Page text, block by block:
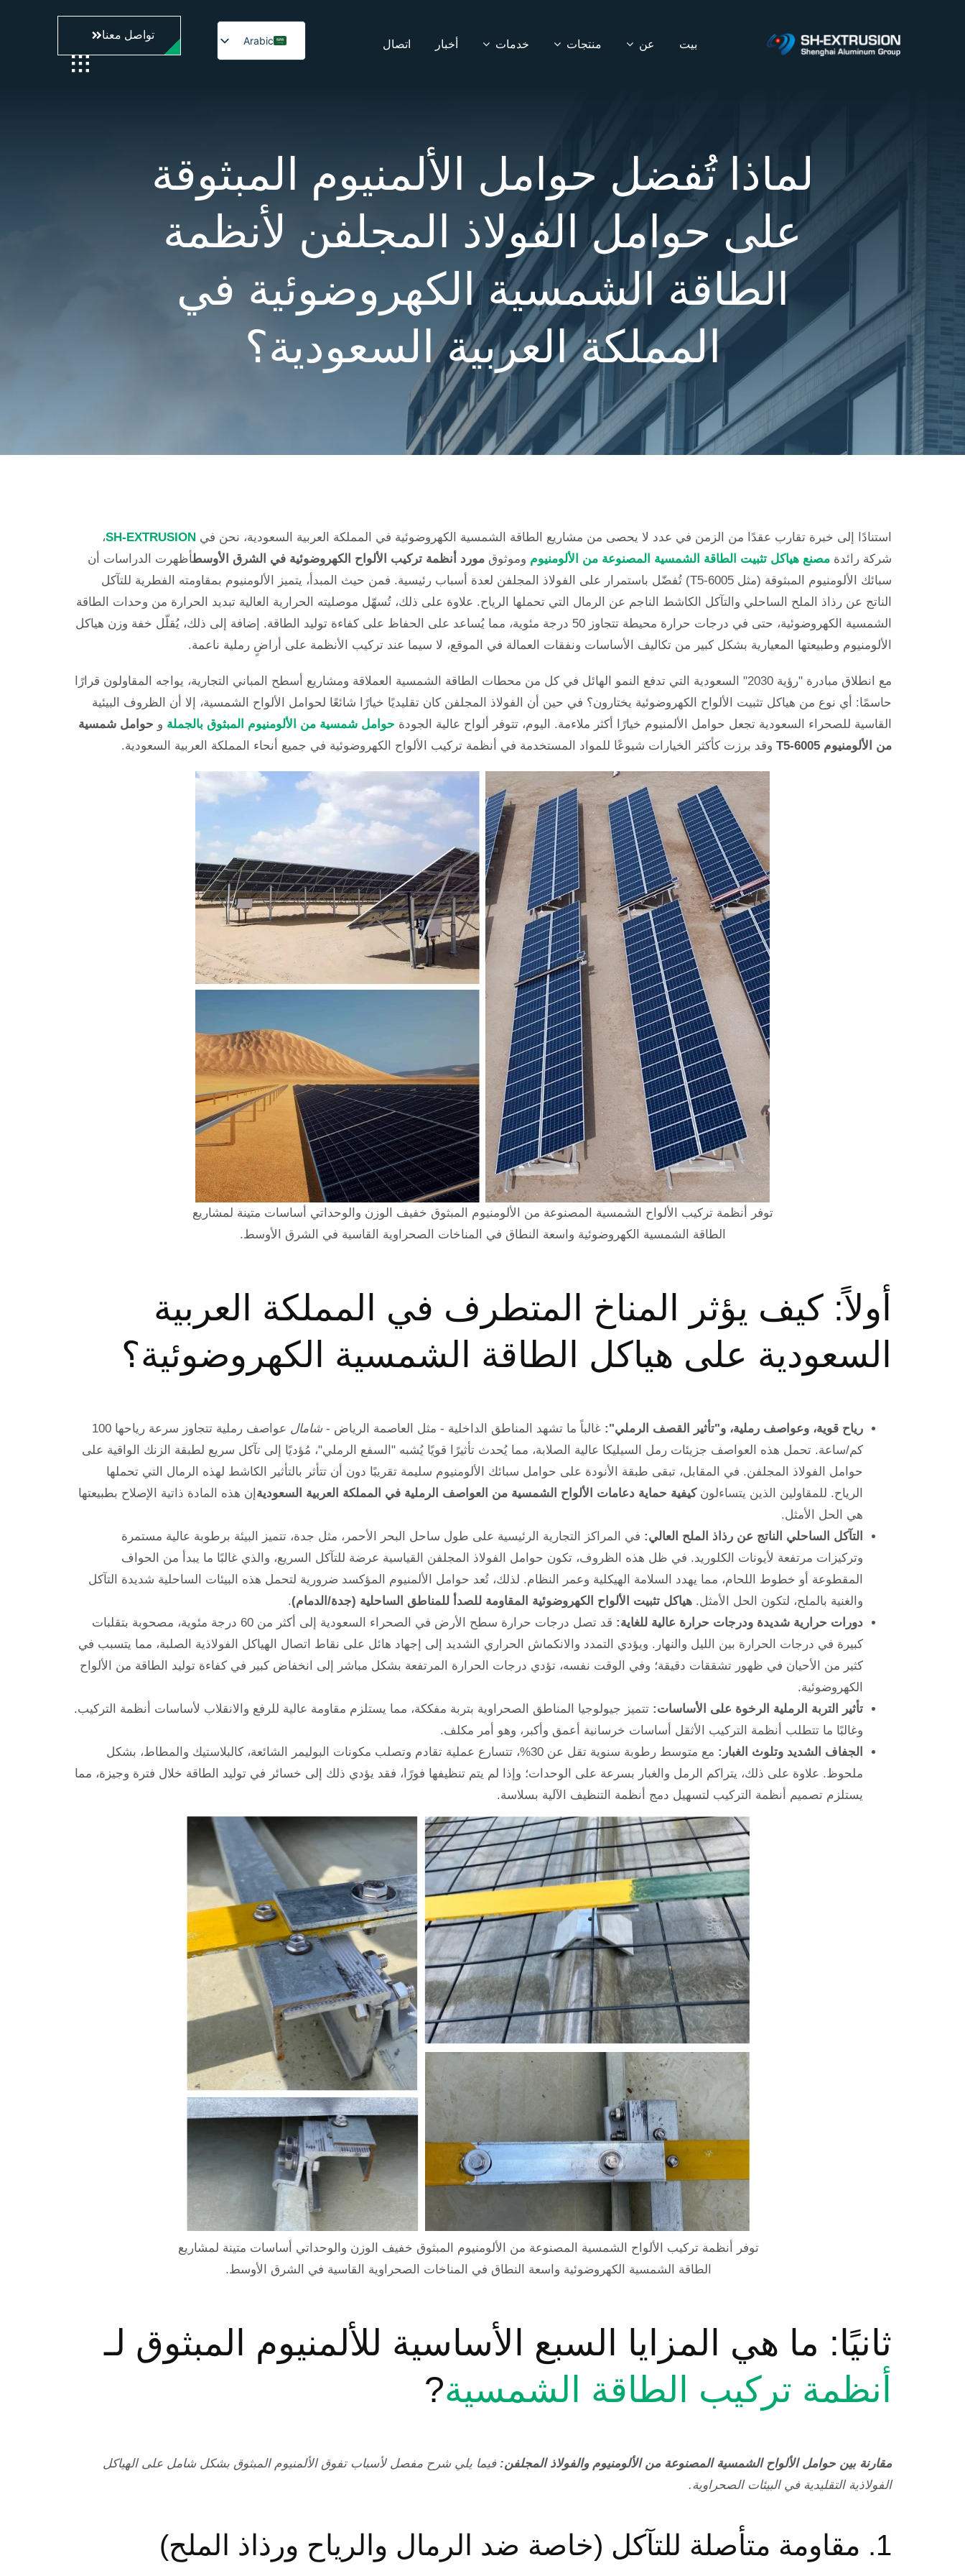
بيت عن منتجات خدمات أخبار اتصال
Arabic
English
تواصل معنا
لماذا تُفضل حوامل الألمنيوم المبثوقة
على حوامل الفولاذ المجلفن لأنظمة
الطاقة الشمسية الكهروضوئية في
المملكة العربية السعودية؟
استنادًا إلى خبرة تقارب عقدًا من الزمن في عدد لا يحصى من مشاريع الطاقة الشمسية الكهروضوئية في المملكة العربية السعودية، نحن في SH-EXTRUSION،
شركة رائدة مصنع هياكل تثبيت الطاقة الشمسية المصنوعة من الألومنيوم وموثوق مورد أنظمة تركيب الألواح الكهروضوئية في الشرق الأوسطأظهرت الدراسات أن
سبائك الألومنيوم المبثوقة (مثل 6005-T5) تُفضّل باستمرار على الفولاذ المجلفن لعدة أسباب رئيسية. فمن حيث المبدأ، يتميز الألومنيوم بمقاومته الفطرية للتآكل
الناتج عن رذاذ الملح الساحلي والتآكل الكاشط الناجم عن الرمال التي تحملها الرياح. علاوة على ذلك، تُسهّل موصليته الحرارية العالية تبديد الحرارة من وحدات الطاقة
الشمسية الكهروضوئية، حتى في درجات حرارة محيطة تتجاوز 50 درجة مئوية، مما يُساعد على الحفاظ على كفاءة توليد الطاقة. إضافة إلى ذلك، يُقلّل خفة وزن هياكل
الألومنيوم وطبيعتها المعيارية بشكل كبير من تكاليف الأساسات ونفقات العمالة في الموقع، لا سيما عند تركيب الأنظمة على أراضٍ رملية ناعمة.
مع انطلاق مبادرة "رؤية 2030" السعودية التي تدفع النمو الهائل في كل من محطات الطاقة الشمسية العملاقة ومشاريع أسطح المباني التجارية، يواجه المقاولون قرارًا
حاسمًا: أي نوع من هياكل تثبيت الألواح الكهروضوئية يختارون؟ في حين أن الفولاذ المجلفن كان تقليديًا خيارًا شائعًا لحوامل الألواح الشمسية، إلا أن الظروف البيئية
القاسية للصحراء السعودية تجعل حوامل الألمنيوم خيارًا أكثر ملاءمة. اليوم، تتوفر ألواح عالية الجودة حوامل شمسية من الألومنيوم المبثوق بالجملة و حوامل شمسية
من الألومنيوم 6005-T5
وقد برزت كأكثر الخيارات شيوعًا للمواد المستخدمة في أنظمة تركيب الألواح الكهروضوئية في جميع أنحاء المملكة العربية السعودية.
توفر أنظمة تركيب الألواح الشمسية المصنوعة من الألومنيوم المبثوق خفيف الوزن والوحداتي أساسات متينة لمشاريع
الطاقة الشمسية الكهروضوئية واسعة النطاق في المناخات الصحراوية القاسية في الشرق الأوسط.
أولاً: كيف يؤثر المناخ المتطرف في المملكة العربية
السعودية على هياكل الطاقة الشمسية الكهروضوئية؟
رياح قوية، وعواصف رملية، و"تأثير القصف الرملي": غالباً ما تشهد المناطق الداخلية - مثل العاصمة الرياض -شامال
عواصف رملية تتجاوز سرعة رياحها 100
كم/ساعة. تحمل هذه العواصف جزيئات رمل السيليكا عالية الصلابة، مما يُحدث تأثيرًا قويًا يُشبه "السفع الرملي"، مُؤديًا إلى تآكل سريع لطبقة الزنك الواقية على
حوامل الفولاذ المجلفن. في المقابل، تبقى طبقة الأنودة على حوامل سبائك الألومنيوم سليمة تقريبًا دون أن تتأثر بالتأثير الكاشط لهذه الرمال التي تحملها
الرياح. للمقاولين الذين يتساءلونكيفية حماية دعامات الألواح الشمسية من العواصف الرملية في المملكة العربية السعودية إن هذه المادة ذاتية الإصلاح بطبيعتها
هي الحل الأمثل.
التآكل الساحلي الناتج عن رذاذ الملح العالي: في المراكز التجارية الرئيسية على طول ساحل البحر الأحمر، مثل جدة، تتميز البيئة برطوبة عالية مستمرة
وتركيزات مرتفعة لأيونات الكلوريد. في ظل هذه الظروف، تكون حوامل الفولاذ المجلفن القياسية عرضة للتآكل السريع، والذي غالبًا ما يبدأ من الحواف
المقطوعة أو خطوط اللحام، مما يهدد السلامة الهيكلية وعمر النظام. لذلك، تُعد حوامل الألمنيوم المؤكسد ضرورية لتحمل هذه البيئات الساحلية شديدة التآكل
والغنية بالملح، لتكون الحل الأمثل. هياكل تثبيت الألواح الكهروضوئية المقاومة للصدأ للمناطق الساحلية (جدة/الدمام).
دورات حرارية شديدة ودرجات حرارة عالية للغاية:
قد تصل درجات حرارة سطح الأرض في الصحراء السعودية إلى أكثر من 60 درجة مئوية، مصحوبة بتقلبات
كبيرة في درجات الحرارة بين الليل والنهار. ويؤدي التمدد والانكماش الحراري الشديد إلى إجهاد هائل على نقاط اتصال الهياكل الفولاذية الصلبة، مما يتسبب في
كثير من الأحيان في ظهور تشققات دقيقة؛ وفي الوقت نفسه، تؤدي درجات الحرارة المرتفعة بشكل مباشر إلى انخفاض كبير في كفاءة توليد الطاقة من الألواح
الكهروضوئية.
تأثير التربة الرملية الرخوة على الأساسات: تتميز جيولوجيا المناطق الصحراوية بتربة مفككة، مما يستلزم مقاومة عالية للرفع والانقلاب لأساسات أنظمة التركيب.
وغالبًا ما تتطلب أنظمة التركيب الأثقل أساسات خرسانية أعمق وأكبر، وهو أمر مكلف.
الجفاف الشديد وتلوث الغبار:
مع متوسط ​​رطوبة سنوية تقل عن 30%، تتسارع عملية تقادم وتصلب مكونات البوليمر الشائعة، كالبلاستيك والمطاط، بشكل
ملحوظ. علاوة على ذلك، يتراكم الرمل والغبار بسرعة على الوحدات؛ وإذا لم يتم تنظيفها فورًا، فقد يؤدي ذلك إلى خسائر في توليد الطاقة خلال فترة وجيزة، مما
يستلزم تصميم أنظمة التركيب لتسهيل دمج أنظمة التنظيف الآلية بسلاسة.
توفر أنظمة تركيب الألواح الشمسية المصنوعة من الألومنيوم المبثوق خفيف الوزن والوحداتي أساسات متينة لمشاريع
الطاقة الشمسية الكهروضوئية واسعة النطاق في المناخات الصحراوية القاسية في الشرق الأوسط.
ثانيًا: ما هي المزايا السبع الأساسية للألمنيوم المبثوق لـ
أنظمة تركيب الطاقة الشمسية?
مقارنة بين حوامل الألواح الشمسية المصنوعة من الألومنيوم والفولاذ المجلفن:فيما يلي شرح مفصل لأسباب تفوق الألمنيوم المبثوق بشكل شامل على الهياكل
الفولاذية التقليدية في البيئات الصحراوية.
1. مقاومة متأصلة للتآكل (خاصة ضد الرمال والرياح ورذاذ الملح)